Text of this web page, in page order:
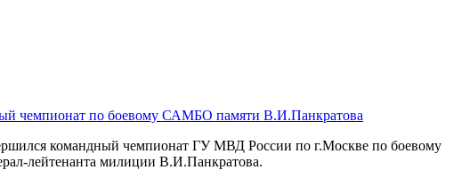
чемпионат по боевому САМБО памяти В.И.Панкратова
командный чемпионат ГУ МВД России по г.Москве по боевому
лейтенанта милиции В.И.Панкратова.